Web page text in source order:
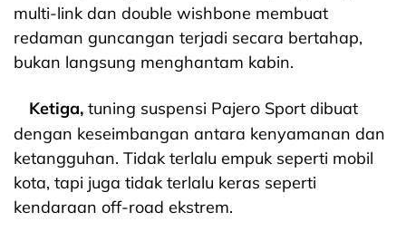
multi-link dan double wishbone membuat
redaman guncangan terjadi secara bertahap,
bukan langsung menghantam kabin.
Ketiga, tuning suspensi Pajero Sport dibuat
dengan keseimbangan antara kenyamanan dan
ketangguhan. Tidak terlalu empuk seperti mobil
kota, tapi juga tidak terlalu keras seperti
kendaraan off-road ekstrem.